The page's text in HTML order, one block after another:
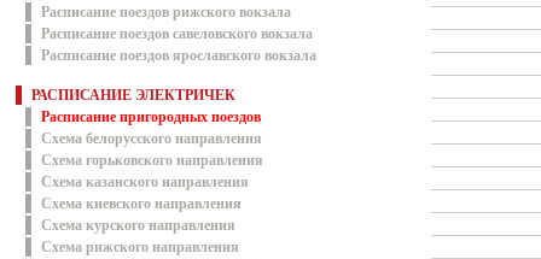
Расписание поездов рижского вокзала
Расписание поездов савеловского вокзала
Расписание поездов ярославского вокзала
РАСПИСАНИЕ ЭЛЕКТРИЧЕК
Расписание пригородных поездов
Схема белорусского направления
Схема горьковского направления
Схема казанского направления
Схема киевского направления
Схема курского направления
Схема рижского направления